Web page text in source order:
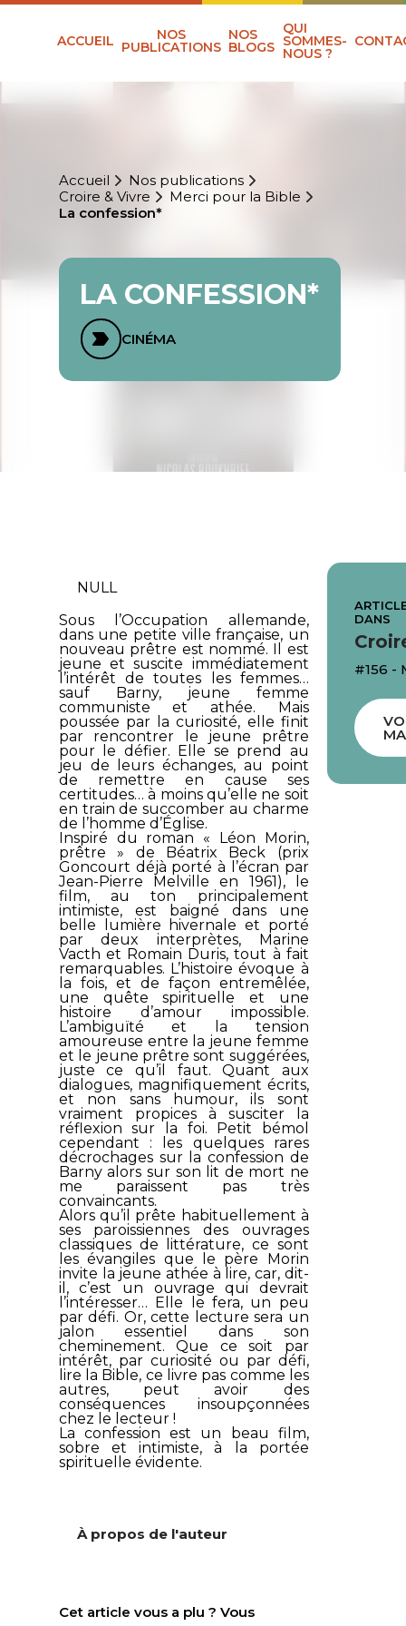
ACCUEIL NOS
PUBLICATIONS
NOS
BLOGS
QUI
SOMMES-
NOUS ?
Accueil
Nos publications
Croire & Vivre
Merci pour la Bible
La confession*
LA CONFESSION*
CINÉMA
NULL
Sous l’Occupation allemande,
dans une petite ville française, un
nouveau prêtre est nommé. Il est
jeune et suscite immédiatement
l’intérêt de toutes les femmes…
sauf Barny, jeune femme
communiste et athée. Mais
poussée par la curiosité, elle finit
par rencontrer le jeune prêtre
pour le défier. Elle se prend au
jeu de leurs échanges, au point
de remettre en cause ses
certitudes… à moins qu’elle ne soit
en train de succomber au charme
de l’homme d’Église.
Inspiré du roman « Léon Morin,
prêtre » de Béatrix Beck (prix
Goncourt déjà porté à l’écran par
Jean-Pierre Melville en 1961), le
film, au ton principalement
intimiste, est baigné dans une
belle lumière hivernale et porté
par deux interprètes, Marine
Vacth et Romain Duris, tout à fait
remarquables. L’histoire évoque à
la fois, et de façon entremêlée,
une quête spirituelle et une
histoire d’amour impossible.
L’ambiguïté et la tension
amoureuse entre la jeune femme
et le jeune prêtre sont suggérées,
juste ce qu’il faut. Quant aux
dialogues, magnifiquement écrits,
et non sans humour, ils sont
vraiment propices à susciter la
réflexion sur la foi. Petit bémol
cependant : les quelques rares
décrochages sur la confession de
Barny alors sur son lit de mort ne
me paraissent pas très
convaincants.
Alors qu’il prête habituellement à
ses paroissiennes des ouvrages
classiques de littérature, ce sont
les évangiles que le père Morin
invite la jeune athée à lire, car, dit-
il, c’est un ouvrage qui devrait
l’intéresser… Elle le fera, un peu
par défi. Or, cette lecture sera un
jalon essentiel dans son
cheminement. Que ce soit par
intérêt, par curiosité ou par défi,
lire la Bible, ce livre pas comme les
autres, peut avoir des
conséquences insoupçonnées
chez le lecteur !
La confession est un beau film,
sobre et intimiste, à la portée
spirituelle évidente.
À propos de l'auteur
Cet article vous a plu ? Vous
DANS
#156 -